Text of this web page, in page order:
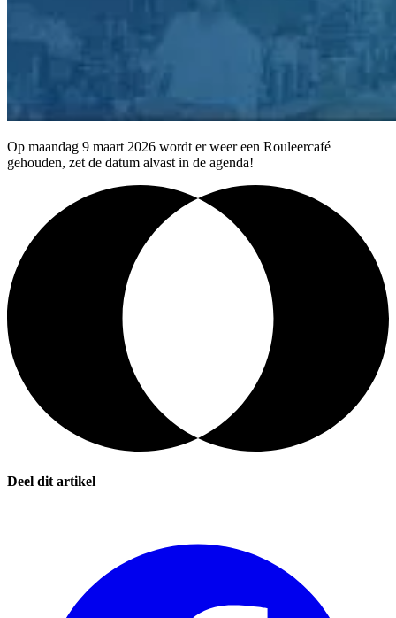
Op maandag 9 maart 2026 wordt er weer een Rouleercafé
gehouden, zet de datum alvast in de agenda!
Deel dit artikel